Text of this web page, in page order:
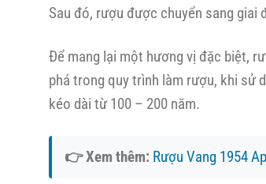
Sau đó, rượu được chuyển sang
Để mang lại một hương vị đặc biệt,
phá trong quy trình làm rượu, khi sử
kéo dài từ 100 – 200 năm.
👉 Xem thêm: Rượu Vang 1954